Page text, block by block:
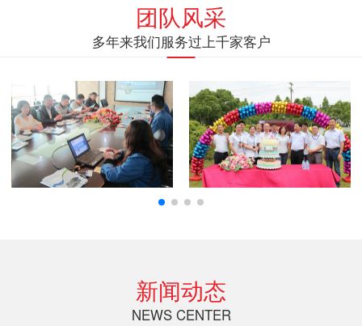
团队风采
多年来我们服务过上千家客户
新闻动态
NEWS CENTER